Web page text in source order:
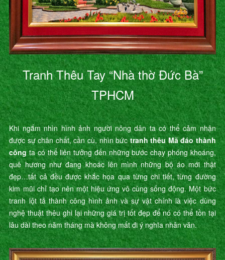
Tranh Thêu Tay “Nhà thờ Đức Bà”
TPHCM
Khi ngắm nhìn hình ảnh người nông dân ta có thể cảm nhận
được sự chân chất, cần cù, nhìn bứctranh thêu Mã đáo thành
công ta có thể liên tưởng đến những bước chạy phóng khoáng,
quê hương như đang khoác lên mình những bộ áo mới thật
đẹp…tất cả đều được khắc họa qua từng chi tiết, từng đường
kim mũi chỉ tạo nên một hiệu ứng vô cùng sống động. Một bức
tranh lột tả thành công hình ảnh và sự vật chính là việc dùng
nghệ thuật thêu ghi lại những giá trị tốt đẹp để nó có thể tồn tại
lâu dài theo năm tháng mà không mất đi ý nghĩa nhân văn.